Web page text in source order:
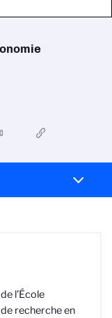
l’École
recherche en